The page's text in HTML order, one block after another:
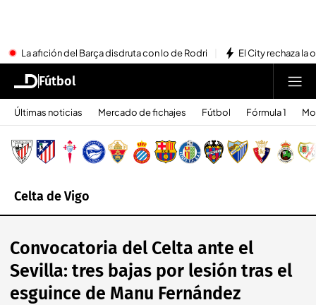
La afición del Barça disdruta con lo de Rodri El City rechaza la
Fútbol
Últimas noticias Mercado de fichajes Fútbol Fórmula 1
Celta de Vigo
Convocatoria del Celta ante el
Sevilla: tres bajas por lesión tras el
esguince de Manu Fernández